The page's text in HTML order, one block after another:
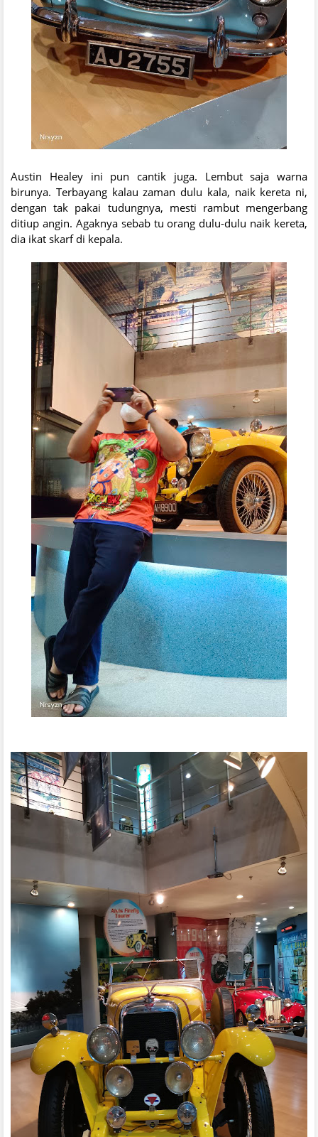
Austin Healey ini pun cantik juga. Lembut saja warna
birunya. Terbayang kalau zaman dulu kala, naik kereta ni,
dengan tak pakai tudungnya, mesti rambut mengerbang
ditiup angin. Agaknya sebab tu orang dulu-dulu naik kereta,
dia ikat skarf di kepala.